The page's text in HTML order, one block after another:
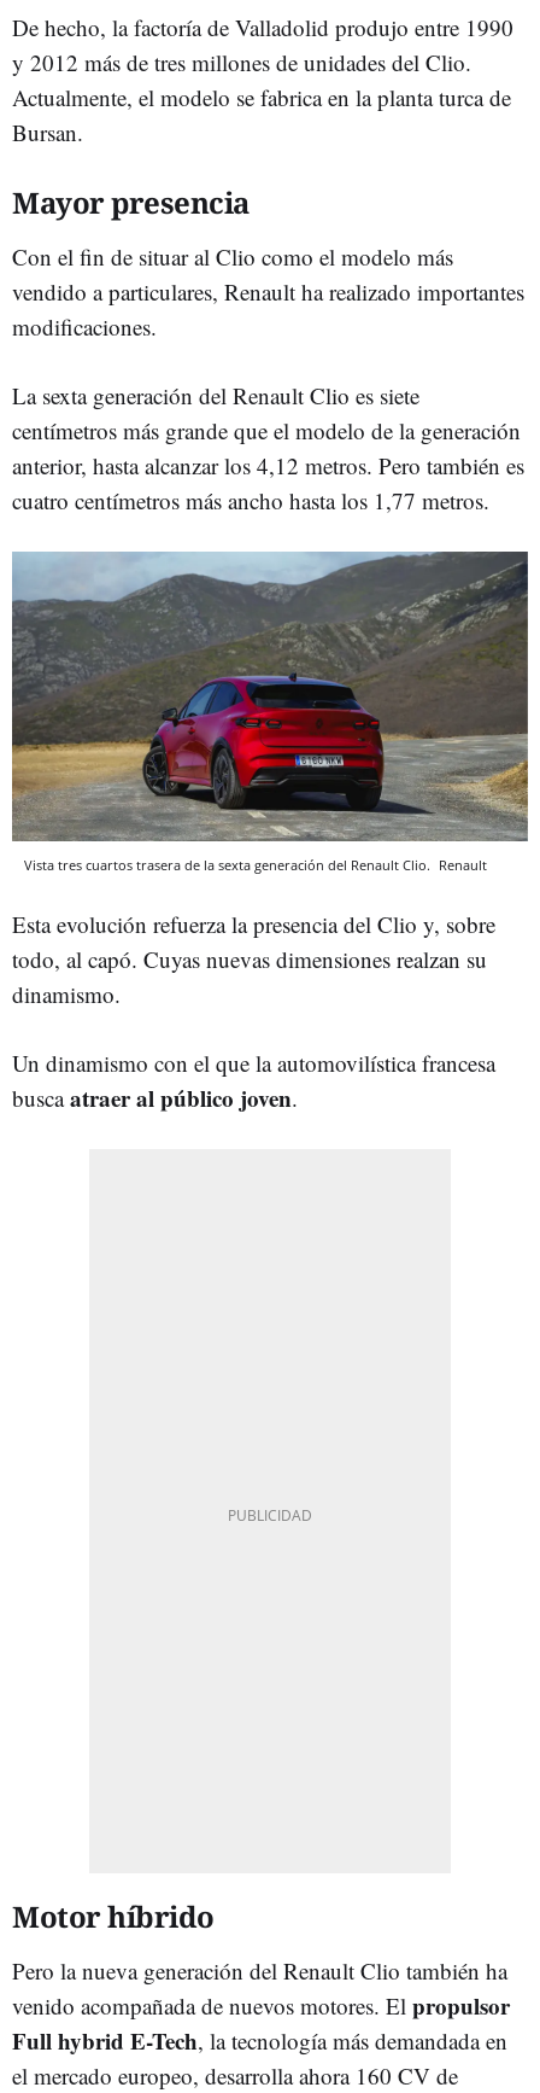
De hecho, la factoría de Valladolid produjo entre 1990
y 2012 más de tres millones de unidades del Clio.
Actualmente, el modelo se fabrica en la planta turca de
Bursan.
Mayor presencia
Con el fin de situar al Clio como el modelo más
vendido a particulares, Renault ha realizado importantes
modificaciones.
La sexta generación del Renault Clio es siete
centímetros más grande que el modelo de la generación
anterior, hasta alcanzar los 4,12 metros. Pero también es
cuatro centímetros más ancho hasta los 1,77 metros.
Vista tres cuartos trasera de la sexta generación del Renault Clio. Renault
Esta evolución refuerza la presencia del Clio y, sobre
todo, al capó. Cuyas nuevas dimensiones realzan su
dinamismo.
Un dinamismo con el que la automovilística francesa
buscaatraer al público joven.
Motor híbrido
Pero la nueva generación del Renault Clio también ha
venido acompañada de nuevos motores. El propulsor
Full hybrid E-Tech, la tecnología más demandada en
el mercado europeo, desarrolla ahora 160 CV de